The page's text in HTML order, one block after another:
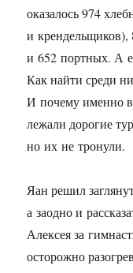
оказалось 974
и крендельщиков),
и 652 портных. А
Как найти среди
И почему именно
лежали дорогие
но их не тронули.
Яан решил
а заодно и
Алексея за
осторожно